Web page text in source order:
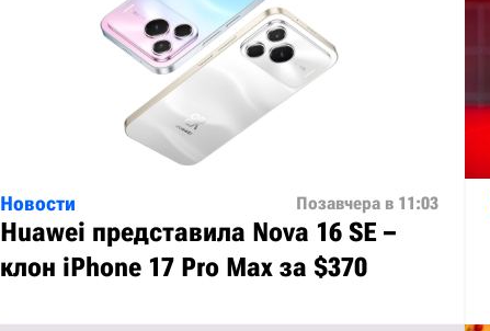
Новости Позавчера в 11:03
Huawei представила Nova 16 SE –
клон iPhone 17 Pro Max за $370